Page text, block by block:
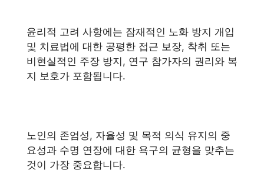
윤리적 고려 사항에는 잠재적인 노화 방지 개입
및 치료법에 대한 공평한 접근 보장, 착취 또는
비현실적인 주장 방지, 연구 참가자의 권리와 복
지 보호가 포함됩니다.
노인의 존엄성, 자율성 및 목적 의식 유지의 중
요성과 수명 연장에 대한 욕구의 균형을 맞추는
것이 가장 중요합니다.